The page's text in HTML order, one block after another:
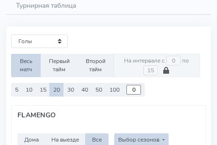
Турнирная таблица
Весь
матч
Первый
тайм
Второй
тайм
На интервале с по
5 10 15 20 30 40 50 100
FLAMENGO
Дома На выезде Все Выбор сезонов